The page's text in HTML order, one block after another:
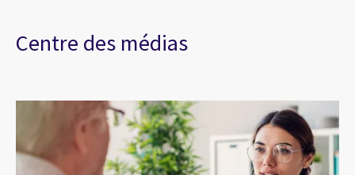
Centre des médias